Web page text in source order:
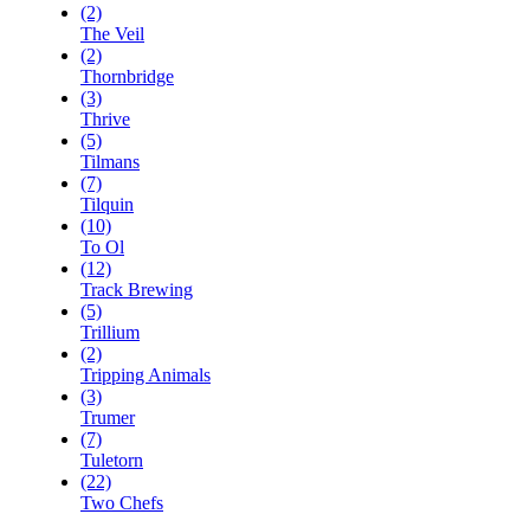
(2)
The Veil
(2)
Thornbridge
(3)
Thrive
(5)
Tilmans
(7)
Tilquin
(10)
To Ol
(12)
Track Brewing
(5)
Trillium
(2)
Tripping Animals
(3)
Trumer
(7)
Tuletorn
(22)
Two Chefs